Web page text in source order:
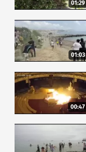
01:29
01:03
00:47